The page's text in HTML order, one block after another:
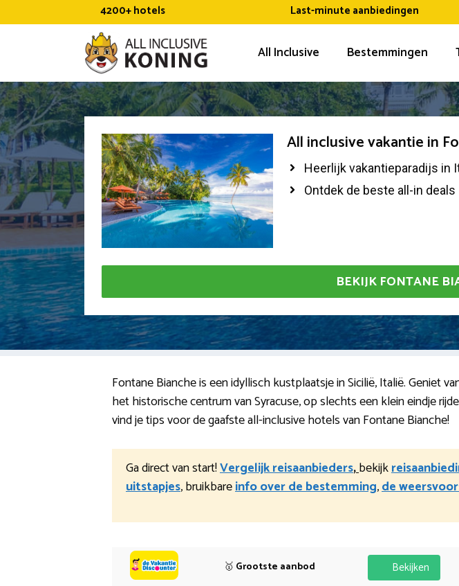
naar
4200+ hotels Last-minute aanbiedingen
All Inclusive Bestemmingen
All inclusive vakantie in
Heerlijk vakantieparadijs in
Ontdek de beste all-in deals
BEKIJK FONTANE
Fontane Bianche is een idyllisch kustplaatsje in Sicilië, Italië. Geniet
het historische centrum van Syracuse, op slechts een klein eindje
vind je tips voor de gaafste all-inclusive hotels van Fontane Bianche!
Ga direct van start!Vergelijk reisaanbieders,bekijk
uitstapjes, bruikbareinfo over de bestemming,de
🥇 Grootste aanbod Bekijken